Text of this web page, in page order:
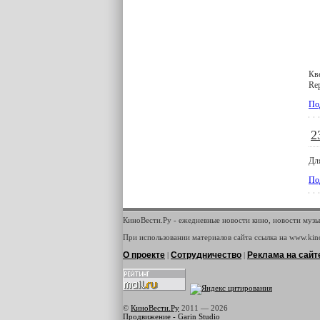
КиноВести.Ру - ежедневные новости кино, новости
При использовании материалов сайта ссылка на
О проекте | Сотрудничество | Реклама на
© КиноВести.Ру 2011 — 2026
Продвижение - Garin Studio